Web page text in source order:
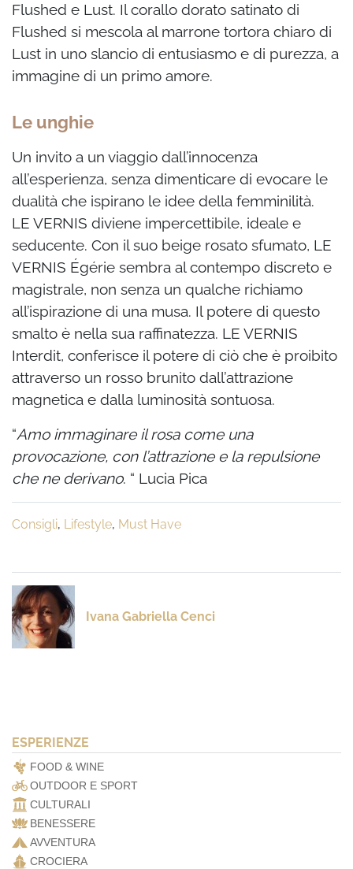
Flushed e Lust. Il corallo dorato satinato di
Flushed si mescola al marrone tortora chiaro di
Lust in uno slancio di entusiasmo e di purezza, a
immagine di un primo amore.
Le unghie
Un invito a un viaggio dall’innocenza
all’esperienza, senza dimenticare di evocare le
dualità che ispirano le idee della femminilità.
LE VERNIS diviene impercettibile, ideale e
seducente. Con il suo beige rosato sfumato, LE
VERNIS Égérie sembra al contempo discreto e
magistrale, non senza un qualche richiamo
all’ispirazione di una musa. Il potere di questo
smalto è nella sua raffinatezza. LE VERNIS
Interdit, conferisce il potere di ciò che è proibito
attraverso un rosso brunito dall’attrazione
magnetica e dalla luminosità sontuosa.
“Amo immaginare il rosa come una
provocazione, con l’attrazione e la repulsione
che ne derivano. “ Lucia Pica
Consigli, Lifestyle, Must Have
Ivana Gabriella Cenci
ESPERIENZE
FOOD & WINE
OUTDOOR E SPORT
CULTURALI
BENESSERE
AVVENTURA
CROCIERA